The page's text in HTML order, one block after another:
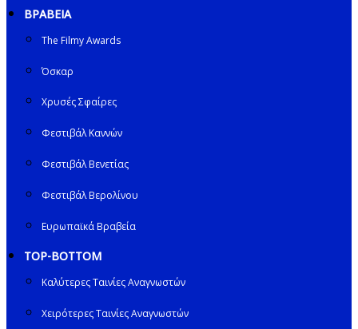
ΒΡΑΒΕΙΑ
The Filmy Awards
Όσκαρ
Χρυσές Σφαίρες
Φεστιβάλ Καννών
Φεστιβάλ Βενετίας
Φεστιβάλ Βερολίνου
Ευρωπαϊκά Βραβεία
TOP-BOTTOM
Καλύτερες Ταινίες Αναγνωστών
Χειρότερες Ταινίες Αναγνωστών